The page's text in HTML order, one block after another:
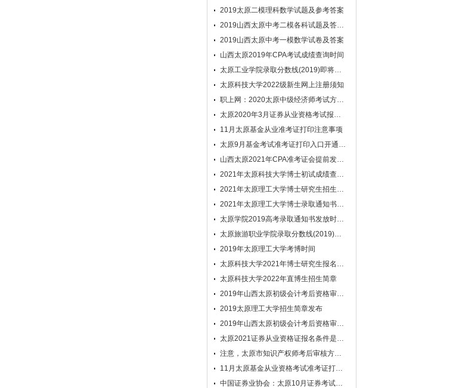
2019太原二模理科数学试题及参考答案
2019山西太原中考二模各科试题及答案汇总
2019山西太原中考一模数学试卷及答案
山西太原2019年CPA考试成绩查询时间
太原工业学院录取分数线(2019)即将公布
太原科技大学2022级新生网上注册须知
职上网：2020太原中级经济师考试方式是什么？
太原2020年3月证券从业资格考试报名入口
11月太原基金从业准考证打印注意事项
太原9月基金考试准考证打印入口开通了吗？
山西太原2021年CPA准考证会提前发吗？
2021年太原科技大学博士初试成绩查询及复试录取工作安排
2021年太原理工大学博士研究生招生简章
2021年太原理工大学博士录取通知书邮寄通知
太原学院2019高考录取通知书发放时间及查询入口
太原旅游职业学院录取分数线(2019)即将公布
2019年太原理工大学考博时间
太原科技大学2021年博士研究生报名须知
太原科技大学2022年直博生招生简章
2019年山西太原初级会计考后资格审核通知
2019太原理工大学招生简章发布
2019年山西太原初级会计考后资格审核通知
太原2021证券从业资格证报名条件是什么？
注意，太原市知识产权师考后审核方式有变!
11月太原基金从业资格考试准考证打印流程
中国证券业协会：太原10月证券考试报名时间!